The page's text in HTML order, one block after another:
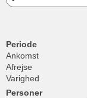
Periode
Ankomst
Afrejse
Varighed
Personer